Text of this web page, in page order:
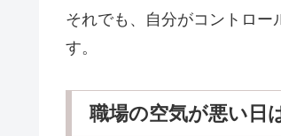
それでも、自分がコントロー
す。
職場の空気が悪い日